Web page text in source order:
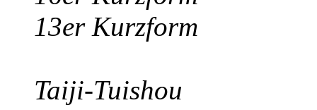
13er Kurzform
Taiji-Tuishou